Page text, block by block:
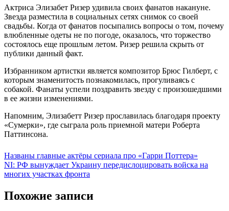
Актриса Элизабет Ризер удивила своих фанатов накануне.
Звезда разместила в социальных сетях снимок со своей
свадьбы. Когда от фанатов посыпались вопросы о том, почему
влюбленные одеты не по погоде, оказалось, что торжество
состоялось еще прошлым летом. Ризер решила скрыть от
публики данный факт.
Избранником артистки является композитор Брюс Гилберт, с
которым знаменитость познакомилась, прогуливаясь с
собакой. Фанаты успели поздравить звезду с произошедшими
в ее жизни изменениями.
Напомним, Элизабетт Ризер прославилась благодаря проекту
«Сумерки», где сыграла роль приемной матери Роберта
Паттинсона.
Навигация
по
Названы главные актёры сериала про «Гарри Поттера»
NI: РФ вынуждает Украину передислоцировать войска на
многих участках фронта
Похожие записи